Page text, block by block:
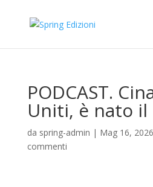
PODCAST.
Uniti, è nato il
da spring-admin | Mag 16, 2026
commenti